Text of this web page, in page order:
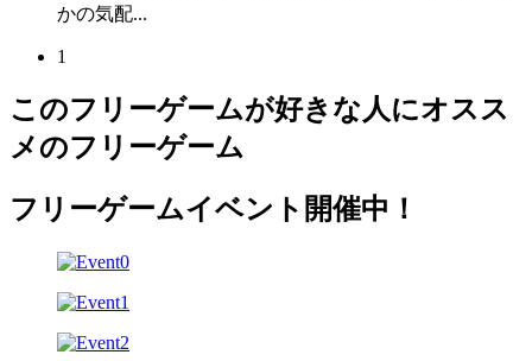
かの気配...
1
このフリーゲームが好きな人にオスス
メのフリーゲーム
フリーゲームイベント開催中！